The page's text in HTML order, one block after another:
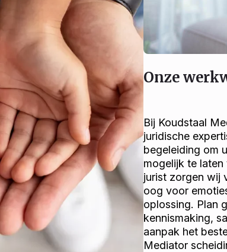
Onze
Bij Koudstaal
juridische
begeleiding om
mogelijk te
jurist zorgen wij
oog voor
oplossing. Plan
kennismaking,
aanpak het
Mediator